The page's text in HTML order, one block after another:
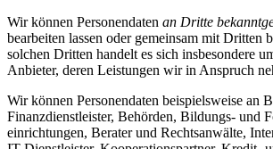
Wir können Personen­daten an Dritte
bearbeiten lassen oder gemeinsam mit Dritten
solchen Dritten handelt es sich insbesondere
Anbieter, deren Leistungen wir in Anspruch
Wir können Personen­daten beispielsweise an
Finanz­dienstleister, Behörden, Bildungs- und
einrichtungen, Berater und Rechtsanwälte,